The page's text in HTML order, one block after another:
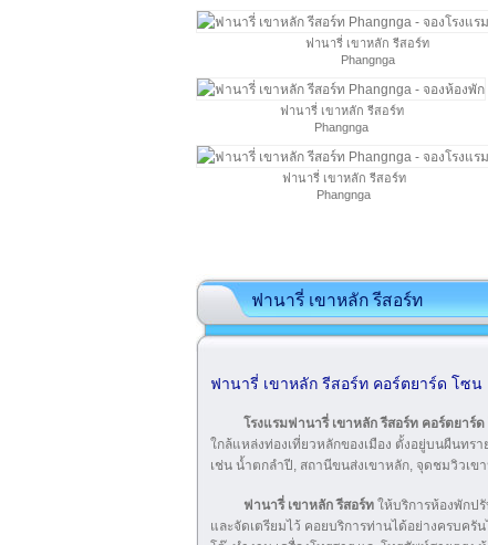
ฟานารี่ เขาหลัก รีสอร์ท
Phangnga
ฟานารี่ เขาหลัก รีสอร์ท
Phangnga
ฟานารี่ เขาหลัก รีสอร์ท
Phangnga
ฟานารี่ เขาหลัก รีสอร์ท
ฟานารี่ เขาหลัก รีสอร์ท คอร์ตยาร์ด โซน
โรงแรมฟานารี่ เขาหลัก รีสอร์ท คอร์ตยาร์
ใกล้แหล่งท่องเที่ยวหลักของเมือง ตั้งอยู่บนผืนทร
เช่น น้ำตกลำปี, สถานีขนส่งเขาหลัก, จุดชมวิวเข
ฟานารี่ เขาหลัก รีสอร์ท ให้บริการห้องพักป
และจัดเตรียมไว้ คอยบริการท่านได้อย่างครบครั